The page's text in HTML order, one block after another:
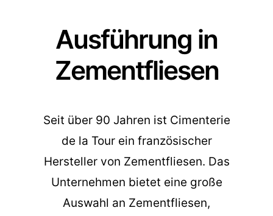
Ausführung in
Zementfliesen
Seit über 90 Jahren ist Cimenterie
de la Tour ein französischer
Hersteller von Zementfliesen. Das
Unternehmen bietet eine große
Auswahl an Zementfliesen,